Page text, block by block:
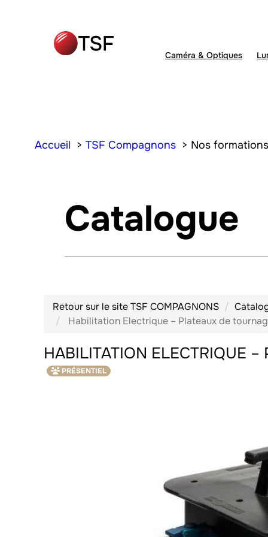
Caméra & Optiques
Accueil TSF Compagnons Nos formations
Catalogue
Retour sur le site TSF COMPAGNONS
Habilitation Electrique – Plateaux de
HABILITATION ELECTRIQUE
PRÉSENTIEL